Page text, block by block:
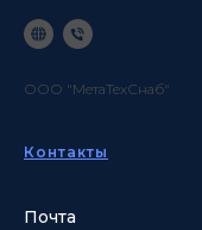
ООО "МетаТехСнаб"
Контакты
Почта